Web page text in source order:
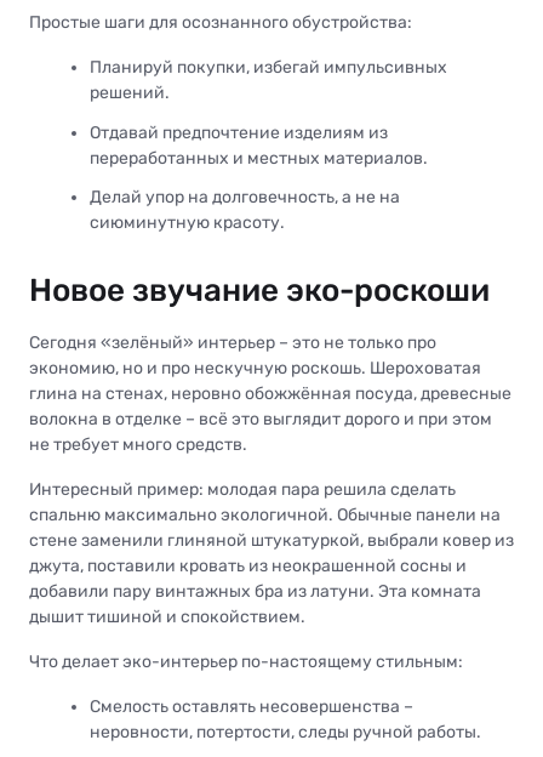
Простые шаги для осознанного обустройства:
Планируй покупки, избегай импульсивных
решений.
Отдавай предпочтение изделиям из
переработанных и местных материалов.
Делай упор на долговечность, а не на
сиюминутную красоту.
Новое звучание эко-роскоши
Сегодня «зелёный» интерьер – это не только про
экономию, но и про нескучную роскошь. Шероховатая
глина на стенах, неровно обожжённая посуда, древесные
волокна в отделке – всё это выглядит дорого и при этом
не требует много средств.
Интересный пример: молодая пара решила сделать
спальню максимально экологичной. Обычные панели на
стене заменили глиняной штукатуркой, выбрали ковер из
джута, поставили кровать из неокрашенной сосны и
добавили пару винтажных бра из латуни. Эта комната
дышит тишиной и спокойствием.
Что делает эко-интерьер по-настоящему стильным:
Смелость оставлять несовершенства –
неровности, потертости, следы ручной работы.